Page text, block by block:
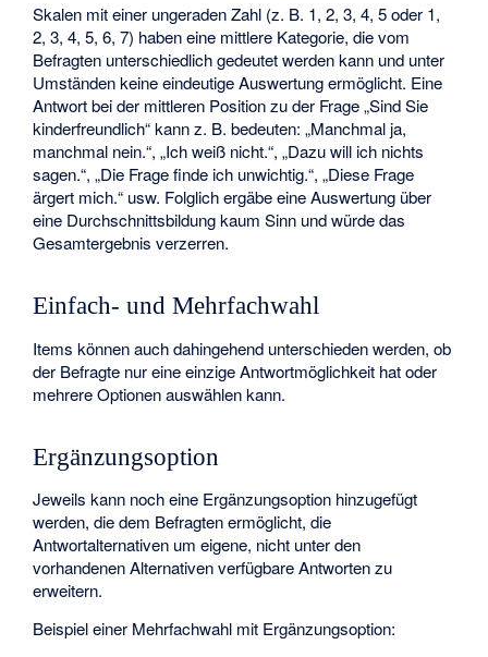
Skalen mit einer ungeraden Zahl (z. B. 1, 2, 3, 4, 5 oder 1,
2, 3, 4, 5, 6, 7) haben eine mittlere Kategorie, die vom
Befragten unterschiedlich gedeutet werden kann und unter
Umständen keine eindeutige Auswertung ermöglicht. Eine
Antwort bei der mittleren Position zu der Frage „Sind Sie
kinderfreundlich“ kann z. B. bedeuten: „Manchmal ja,
manchmal nein.“, „Ich weiß nicht.“, „Dazu will ich nichts
sagen.“, „Die Frage finde ich unwichtig.“, „Diese Frage
ärgert mich.“ usw. Folglich ergäbe eine Auswertung über
eine Durchschnittsbildung kaum Sinn und würde das
Gesamtergebnisverzerren.
Einfach- und Mehrfachwahl
Items können auch dahingehend unterschieden werden, ob
der Befragte nur eine einzige Antwortmöglichkeit hat oder
mehrere Optionen auswählen kann.
Ergänzungsoption
Jeweils kann noch eine Ergänzungsoption hinzugefügt
werden, die dem Befragten ermöglicht, die
Antwortalternativen um eigene, nicht unter den
vorhandenen Alternativen verfügbare Antworten zu
erweitern.
Beispiel einer Mehrfachwahl mit Ergänzungsoption: